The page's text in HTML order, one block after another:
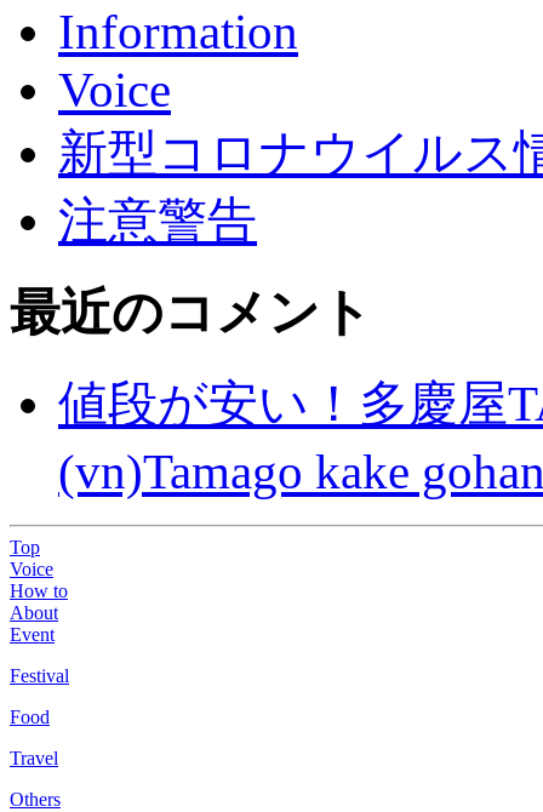
Information
Voice
新型コロナウイルス
注意警告
最近のコメント
値段が安い！多慶屋
(vn)Tamago kake
Top
Voice
How to
About
Event
Festival
Food
Travel
Others